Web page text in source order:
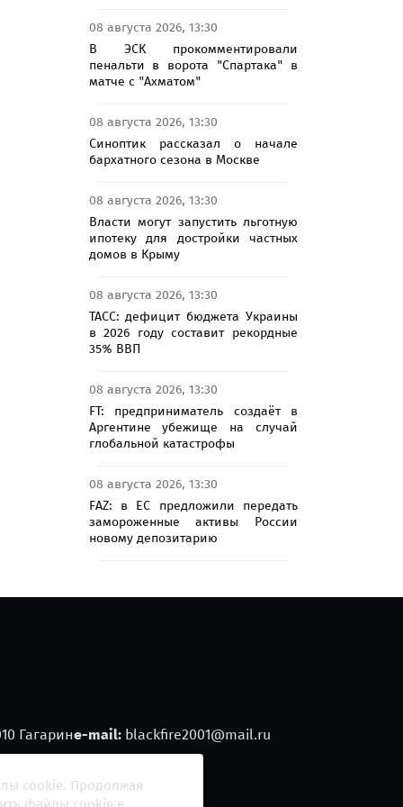
08 августа 2026, 13:30
В ЭСК прокомментировали
пенальти в ворота "Спартака" в
матче с "Ахматом"
08 августа 2026, 13:30
Синоптик рассказал о начале
бархатного сезона в Москве
08 августа 2026, 13:30
Власти могут запустить льготную
ипотеку для достройки частных
домов в Крыму
08 августа 2026, 13:30
ТАСС: дефицит бюджета Украины
в 2026 году составит рекордные
35% ВВП
08 августа 2026, 13:30
FT: предприниматель создаёт в
Аргентине убежище на случай
глобальной катастрофы
08 августа 2026, 13:30
FAZ: в ЕС предложили передать
замороженные активы России
новому депозитарию
cookie. Продолжая